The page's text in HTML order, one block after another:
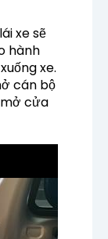
xe sẽ
hành
xe.
cán bộ
mở cửa